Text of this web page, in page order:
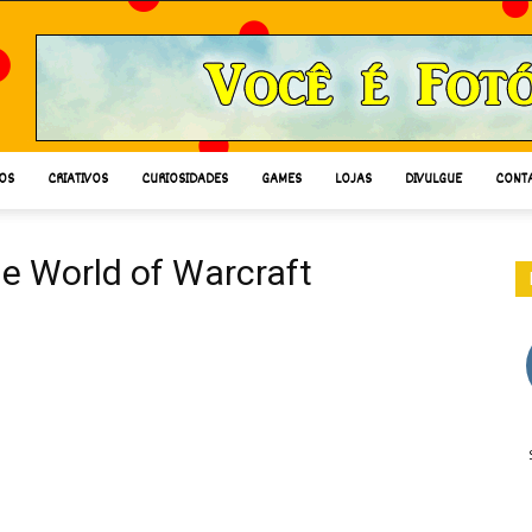
CRIATIVOS CURIOSIDADES GAMES LOJAS DIVULGUE
World of Warcraft